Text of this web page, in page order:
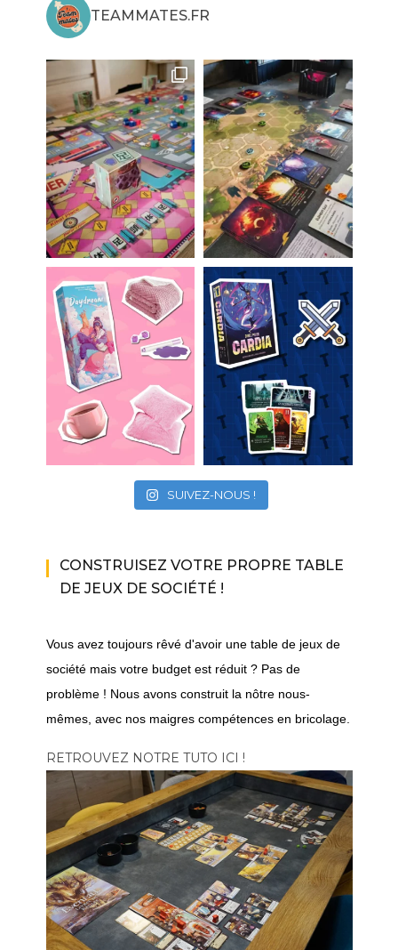
TEAMMATES.FR
SUIVEZ-NOUS !
CONSTRUISEZ VOTRE PROPRE TABLE
DE JEUX DE SOCIÉTÉ !
Vous avez toujours rêvé d'avoir une table de jeux de
société mais votre budget est réduit ? Pas de
problème ! Nous avons construit la nôtre nous-
mêmes, avec nos maigres compétences en bricolage.
RETROUVEZ NOTRE TUTO ICI !